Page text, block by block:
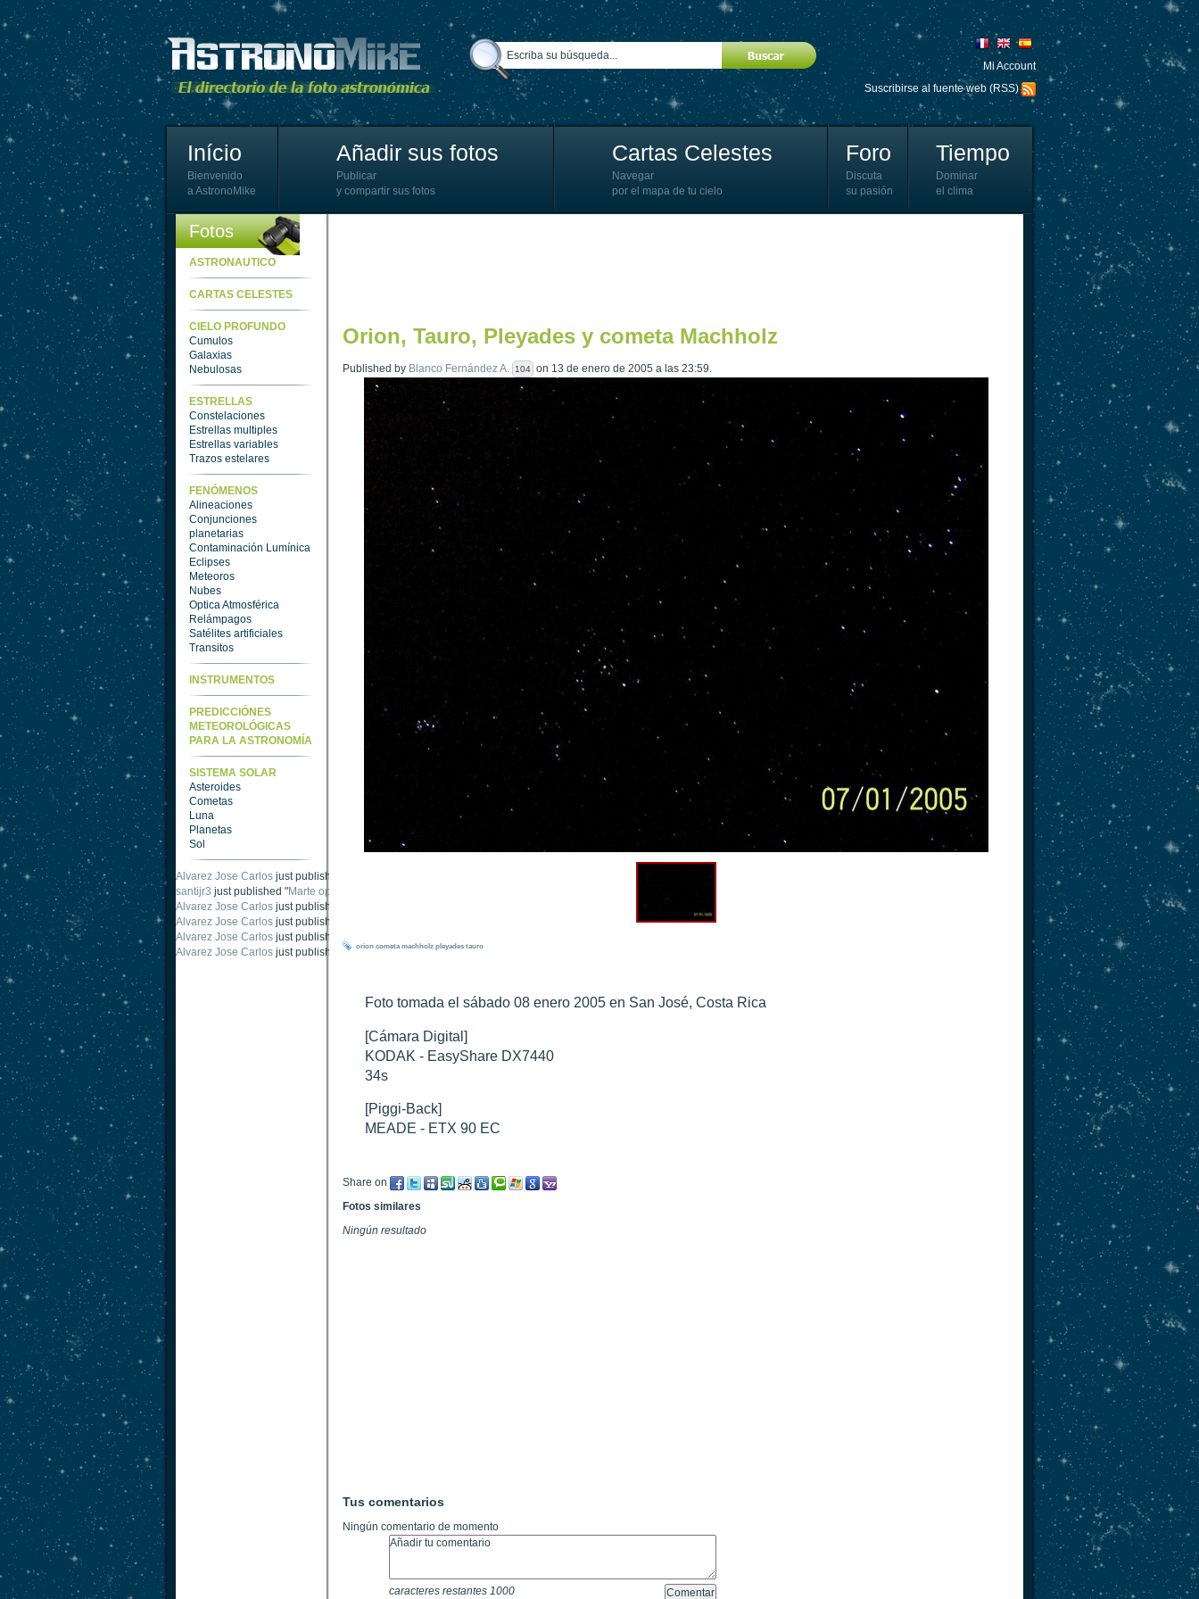
Mi Account
Suscribirse al fuente web (RSS)
Início
Bienvenido
a AstronoMike
Añadir sus fotos
Publicar
y compartir sus fotos
Cartas Celestes
Navegar
por el mapa de tu cielo
Foro
Discuta
su pasión
Tiempo
Dominar
el clima
Fotos
ASTRONAUTICO
CARTAS CELESTES
CIELO PROFUNDO
Cumulos
Galaxias
Nebulosas
ESTRELLAS
Constelaciones
Estrellas multiples
Estrellas variables
Trazos estelares
FENÓMENOS
Alineaciones
Conjunciones
planetarias
Contaminación Lumínica
Eclipses
Meteoros
Nubes
Optica Atmosférica
Relámpagos
Satélites artificiales
Transitos
INSTRUMENTOS
PREDICCIÓNES
METEOROLÓGICAS
PARA LA ASTRONOMÍA
SISTEMA SOLAR
Asteroides
Cometas
Luna
Planetas
Sol
Alvarez Jose Carlos just published "
santijr3 just published "Marte oposición 2020
Alvarez Jose Carlos just published "
Alvarez Jose Carlos just published "
Alvarez Jose Carlos just published "
Alvarez Jose Carlos just published "Oposición Marte 28 Octubre 2020
Orion, Tauro, Pleyades y cometa Machholz
Published by Blanco Fernández A. 104 on 13 de enero de 2005 a las 23:59.
orion cometa machholz pleyades tauro
Foto tomada el sábado 08 enero 2005 en San José, Costa Rica
[Cámara Digital]
KODAK - EasyShare DX7440
34s
[Piggi-Back]
MEADE - ETX 90 EC
Share on
Fotos similares
Ningún resultado
Tus comentarios
Ningún comentario de momento
caracteres restantes 1000